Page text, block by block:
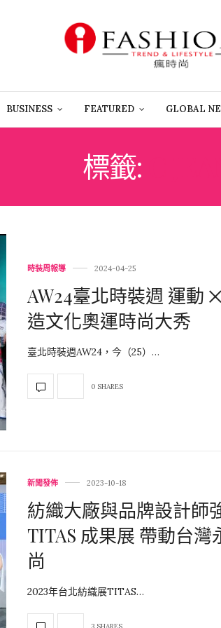
BUSINESS FEATURED GLOBAL
標籤:
時裝周報導 2024-04-25
AW24臺北時裝週 運動
造文化奧運時尚大秀
臺北時裝週AW24，今（25）…
0 SHARES
新聞發佈 2023-10-18
紡織大廠與品牌設計師
TITAS 成果展 帶動台灣
尚
2023年台北紡織展TITAS…